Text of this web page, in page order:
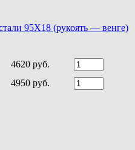
95Х18 (рукоять — венге)
4620 руб.
4950 руб.